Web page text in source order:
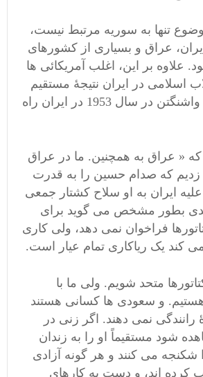
تنها به سوریه مرتبط نیست،
عراق و بسیاری از کشورهای
علاوه بر این، اغلب آمریکائی ها
اسلامی در ایران نتیجۀ مستقیم
کودتائی است که واشنگتن در سال 1953 در ایران راه
که « عراق به همچنین. ما در عراق
که صدام حسین را به قدرت
ایران به او سلاح کشتار جمعی
بطور مشخص می گوید برای
فراخوان نمی دهد، ولی کاری
کند یک ریاکاری تمام عیار است.
متحد شویم. ولی ما با
و سعودی ها کسانی هستند
رانندگی نمی دهند. اگر زنی در
شود مستقیماً او را به زندان
شکنجه می کنند و هر گونه آزادی
کرده اند، و دست به کارهای